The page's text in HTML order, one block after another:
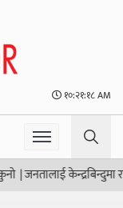
१०:२१:१९ AM
जनतालाई केन्द्रबिन्दुमा